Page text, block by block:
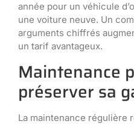
année pour un véhicule
une voiture neuve. Un
arguments chiffrés
un tarif avantageux.
Maintenance
préserver sa
La maintenance régulière